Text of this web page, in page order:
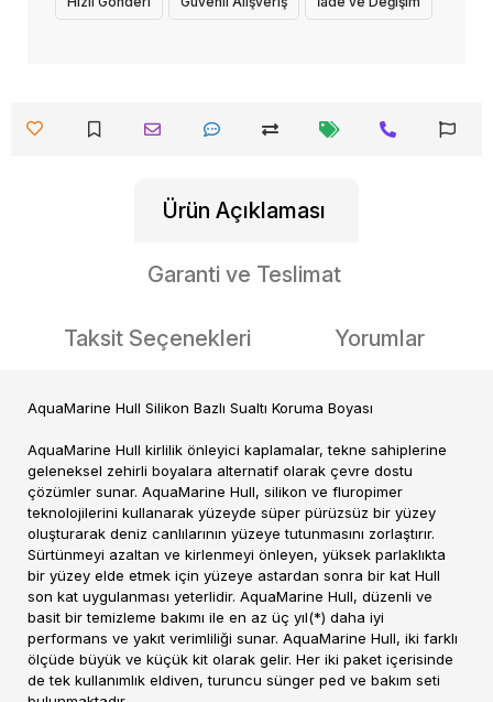
Ürün Açıklaması
Garanti ve Teslimat
Taksit Seçenekleri Yorumlar
AquaMarine Hull Silikon Bazlı Sualtı Koruma Boyası
AquaMarine Hull kirlilik önleyici kaplamalar, tekne sahiplerine
geleneksel zehirli boyalara alternatif olarak çevre dostu
çözümler sunar. AquaMarine Hull, silikon ve fluropimer
teknolojilerini kullanarak yüzeyde süper pürüzsüz bir yüzey
oluşturarak deniz canlılarının yüzeye tutunmasını zorlaştırır.
Sürtünmeyi azaltan ve kirlenmeyi önleyen, yüksek parlaklıkta
bir yüzey elde etmek için yüzeye astardan sonra bir kat Hull
son kat uygulanması yeterlidir. AquaMarine Hull, düzenli ve
basit bir temizleme bakımı ile en az üç yıl(*) daha iyi
performans ve yakıt verimliliği sunar. AquaMarine Hull, iki farklı
ölçüde büyük ve küçük kit olarak gelir. Her iki paket içerisinde
de tek kullanımlık eldiven, turuncu sünger ped ve bakım seti